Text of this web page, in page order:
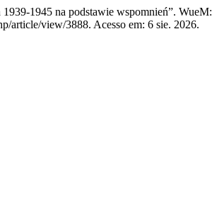
1945 na podstawie wspomnień”.
article/view/3888. Acesso em: 6 sie. 2026.